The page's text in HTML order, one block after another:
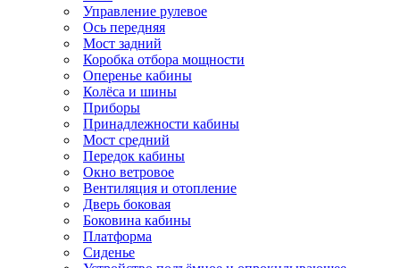
Управление рулевое
Ось передняя
Мост задний
Коробка отбора мощности
Оперенье кабины
Колёса и шины
Приборы
Принадлежности кабины
Мост средний
Передок кабины
Окно ветровое
Вентиляция и отопление
Дверь боковая
Боковина кабины
Платформа
Сиденье